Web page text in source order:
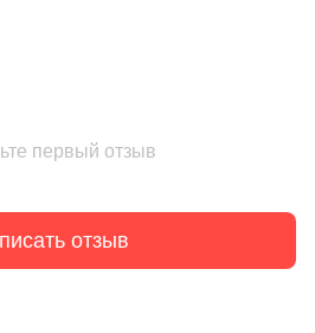
первый отзыв
отзыв